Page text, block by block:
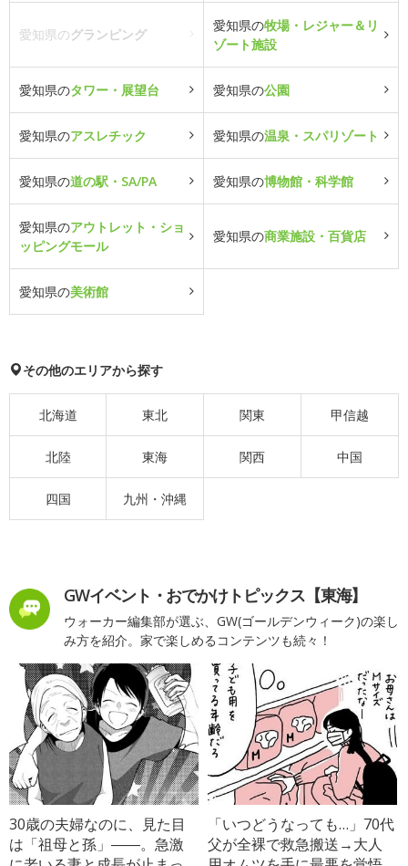
愛知県のグランピング
愛知県の牧場・レジャー＆リ
ゾート施設
愛知県のタワー・展望台 愛知県の公園
愛知県のアスレチック 愛知県の温泉・スパリゾート
愛知県の道の駅・SA/PA 愛知県の博物館・科学館
愛知県のアウトレット・ショ
ッピングモール
愛知県の商業施設・百貨店
愛知県の美術館
その他のエリアから探す
北海道 東北 関東 甲信越
北陸 東海 関西 中国
四国 九州・沖縄
GWイベント・おでかけトピックス【東海】
ウォーカー編集部が選ぶ、GW(ゴールデンウィーク)の楽し
み方を紹介。家で楽しめるコンテンツも続々！
30歳の夫婦なのに、見た目
は「祖母と孫」――。急激
「いつどうなっても…」70代
父が全裸で救急搬送→大人